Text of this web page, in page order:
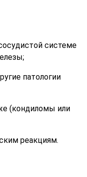
системе
патологии
(кондиломы или
реакциям.